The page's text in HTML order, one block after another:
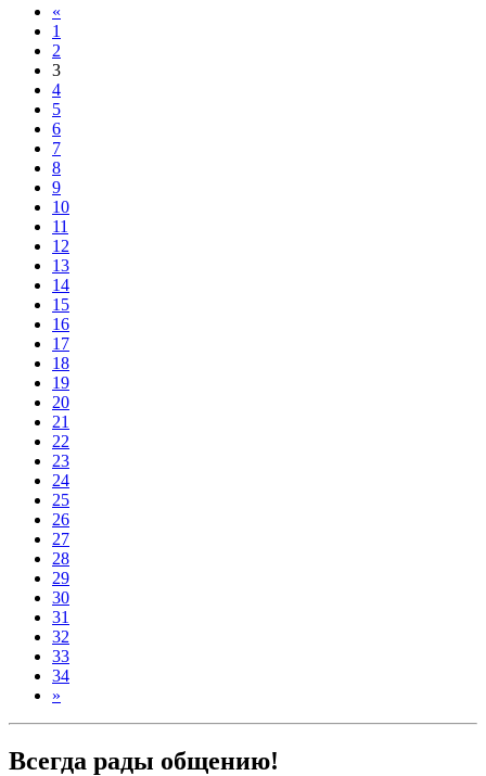
«
1
2
3
4
5
6
7
8
9
10
11
12
13
14
15
16
17
18
19
20
21
22
23
24
25
26
27
28
29
30
31
32
33
34
»
Всегда рады общению!